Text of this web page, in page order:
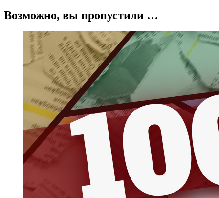
Возможно, вы пропустили …